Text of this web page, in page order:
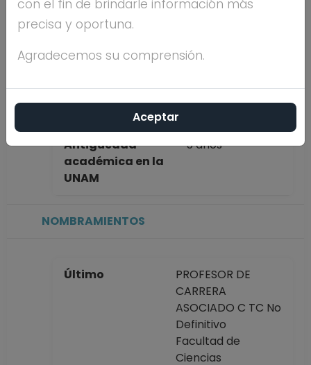
Máximo nivel de
POSDOCTORADO
Antigüedad
académica en la
UNAM
5 años
NOMBRAMIENTOS
Último
PROFESOR DE
CARRERA
ASOCIADO C TC No
Definitivo
Facultad de
Ciencias
con el fin de brindarle información más
precisa y oportuna.
Agradecemos su comprensión.
Aceptar